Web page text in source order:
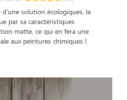
solution écologiques, la
par sa caractéristiques
matte, ce qui en fera une
aux peintures chimiques !